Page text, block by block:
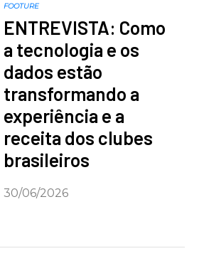
FOOTURE
ENTREVISTA: Como
a tecnologia e os
dados estão
transformando a
experiência e a
receita dos clubes
brasileiros
30/06/2026